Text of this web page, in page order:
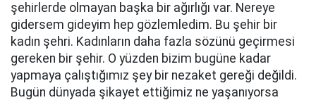
şehirlerde olmayan başka bir ağırlığı var. Nereye
gidersem gideyim hep gözlemledim. Bu şehir bir
kadın şehri. Kadınların daha fazla sözünü geçirmesi
gereken bir şehir. O yüzden bizim bugüne kadar
yapmaya çalıştığımız şey bir nezaket gereği değildi.
Bugün dünyada şikayet ettiğimiz ne yaşanıyorsa